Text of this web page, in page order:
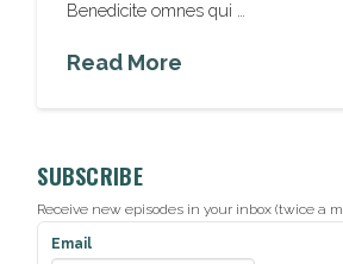
Benedicite omnes qui …
Read More
SUBSCRIBE
Receive new episodes in your inbox (twice a
Email